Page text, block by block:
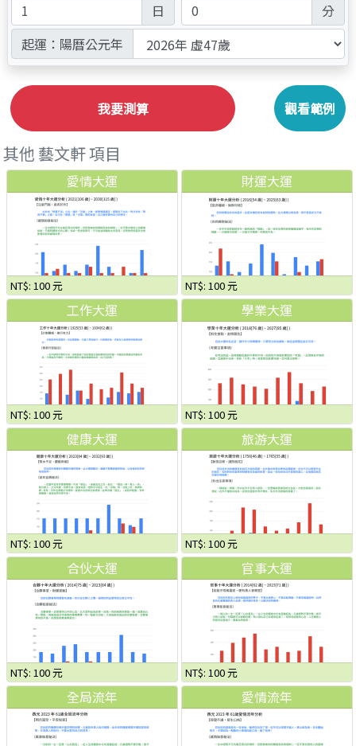
日
分
起運：陽曆公元年
我要測算 觀看範例
其他 藝文軒 項目
愛情大運
NT$: 100 元
財運大運
NT$: 100 元
工作大運
NT$: 100 元
學業大運
NT$: 100 元
健康大運
NT$: 100 元
旅游大運
NT$: 100 元
合伙大運
NT$: 100 元
官事大運
NT$: 100 元
全局流年 愛情流年